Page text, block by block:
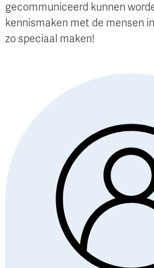
gecommuniceerd kunnen
kennismaken met de mensen
zo speciaal maken!